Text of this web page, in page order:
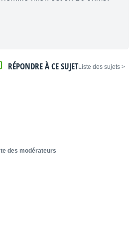
< Liste des sujets
RÉPONDRE À CE SUJET
des modérateurs